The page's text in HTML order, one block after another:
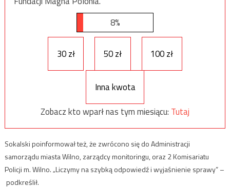
8%
30 zł 50 zł 100 zł
Inna kwota
Zobacz kto wparł nas tym miesiącu: Tutaj
Sokalski poinformował też, że zwrócono się doAdministracji
samorządu miastaWilno,zarządcy monitoringu,oraz 2 Komisariatu
Policji m. Wilno. „Liczymy na szybką odpowiedź i wyjaśnienie sprawy” –
podkreślił.